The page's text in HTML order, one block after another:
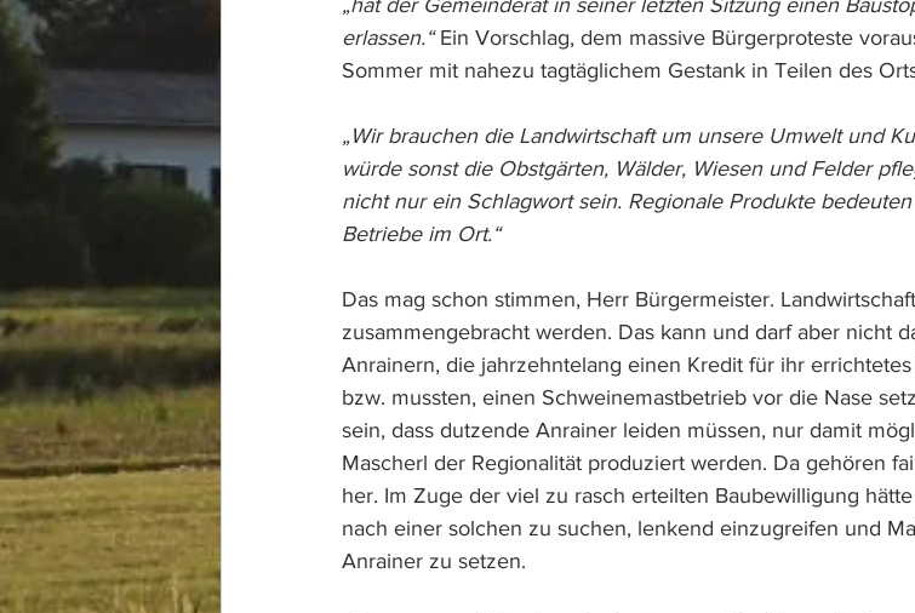
„hat der Gemeinderat in seiner letzten Sitzung einen
erlassen.“ Ein Vorschlag, dem massive Bürgerproteste
Sommer mit nahezu tagtäglichem Gestank in Teilen des
„Wir brauchen die Landwirtschaft um unsere Umwelt und
würde sonst die Obstgärten, Wälder, Wiesen und Felder
nicht nur ein Schlagwort sein. Regionale Produkte
Betriebe im Ort.“
Das mag schon stimmen, Herr Bürgermeister.
zusammengebracht werden. Das kann und darf aber nicht
Anrainern, die jahrzehntelang einen Kredit für ihr
bzw. mussten, einen Schweinemastbetrieb vor die Nase
sein, dass dutzende Anrainer leiden müssen, nur damit
Mascherl der Regionalität produziert werden. Da gehören
her. Im Zuge der viel zu rasch erteilten Baubewilligung
nach einer solchen zu suchen, lenkend einzugreifen und
Anrainer zu setzen.